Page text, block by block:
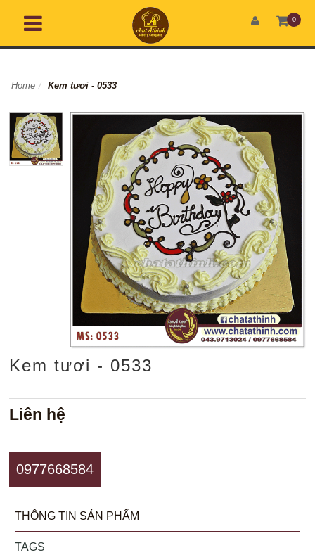
0
Home / Kem tươi - 0533
Kem tươi - 0533
Liên hệ
0977668584
THÔNG TIN SẢN PHẨM
TAGS